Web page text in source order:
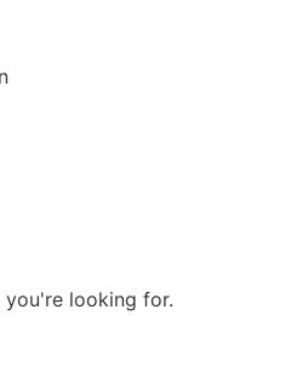
looking for.